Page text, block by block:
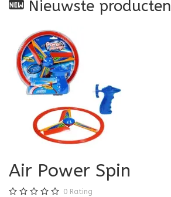
Nieuwste producten
Air Power Spin
0 Rating